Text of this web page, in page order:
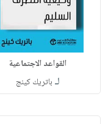
القواعد الاجتماعية
لـ باتريك كينج